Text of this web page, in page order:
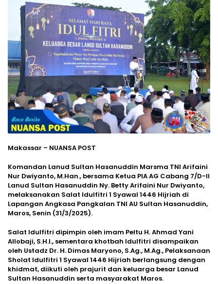
Makassar – NUANSA POST
Komandan Lanud Sultan Hasanuddin Marsma TNI Arifaini
Nur Dwiyanto, M.Han., bersama Ketua PIA AG Cabang 7/D-II
Lanud Sultan Hasanuddin Ny. Betty Arifaini Nur Dwiyanto,
melaksanakan Salat Idulfitri 1 Syawal 1446 Hijriah di
Lapangan Angkasa Pangkalan TNI AU Sultan Hasanuddin,
Maros, Senin (31/3/2025).
Salat Idulfitri dipimpin oleh imam Peltu H. Ahmad Yani
Allobaji, S.H.I., sementara khotbah Idulfitri disampaikan
oleh Ustadz Dr. H. Dimas Maryono, S.Ag., M.Ag., Pelaksanaan
Sholat Idulfitri 1 Syawal 1446 Hijriah berlangsung dengan
khidmat, diikuti oleh prajurit dan keluarga besar Lanud
Sultan Hasanuddin serta masyarakat Maros.